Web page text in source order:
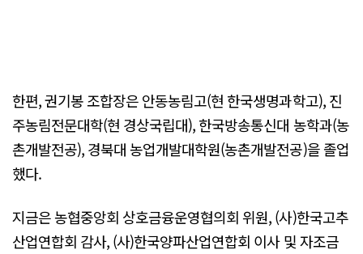
한편, 권기봉 조합장은 안동농림고(현 한국생명과학고), 진
주농림전문대학(현 경상국립대), 한국방송통신대 농학과(농
촌개발전공), 경북대 농업개발대학원(농촌개발전공)을 졸업
했다.
지금은 농협중앙회 상호금융운영협의회 위원, (사)한국고추
산업연합회 감사, (사)한국양파산업연합회 이사 및 자조금